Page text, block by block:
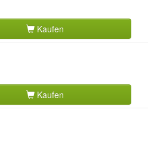
Kaufen
Kaufen